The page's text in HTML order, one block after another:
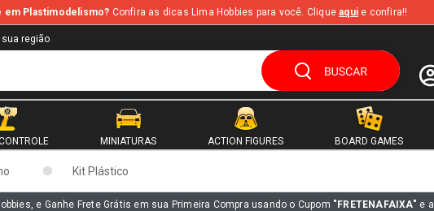
em Plastimodelismo? Confira as dicas Lima Hobbies para você. Cliqueaqui e confira!!
sua região
MINIATURAS ACTION FIGURES BOARD GAMES
Kit Plástico
e Ganhe Frete Grátis em sua Primeira Compra usando o Cupom "FRETENAFAIXA" e